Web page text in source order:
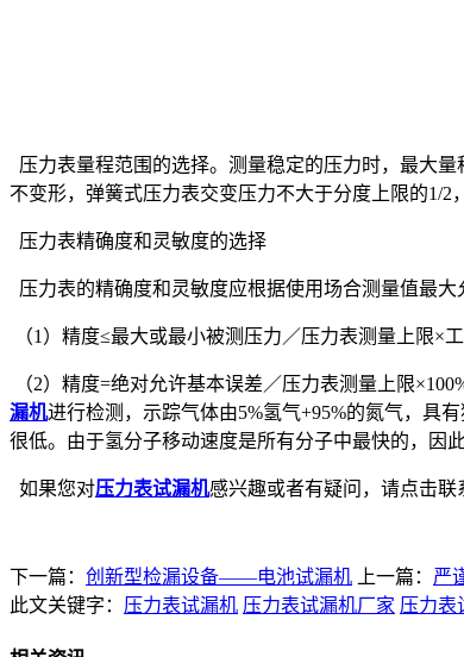
压力表量程范围的选择。测量稳定的压力时，最大
不变形，弹簧式压力表交变压力不大于分度上限的1/2
压力表精确度和灵敏度的选择
压力表的精确度和灵敏度应根据使用场合测量值最
（1）精度≤最大或最小被测压力／压力表测量上限×
（2）精度=绝对允许基本误差／压力表测量上限
漏机进行检测，示踪气体由5%氢气+95%的氮气，具
很低。由于氢分子移动速度是所有分子中最快的，因
如果您对压力表试漏机感兴趣或者有疑问，请点击联
下一篇： 创新型检漏设备——电池试漏机 上一篇： 严
此文关键字： 压力表试漏机 压力表试漏机厂家 压力表